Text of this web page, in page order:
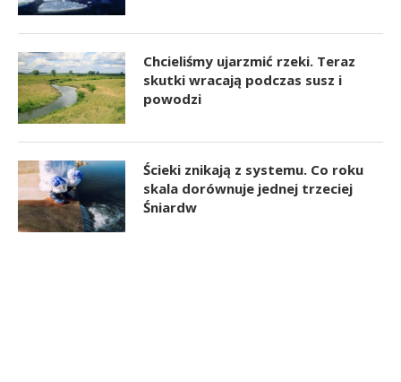
Chcieliśmy ujarzmić rzeki. Teraz
skutki wracają podczas susz i
powodzi
Ścieki znikają z systemu. Co roku
skala dorównuje jednej trzeciej
Śniardw